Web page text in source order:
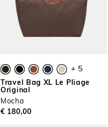
+ 5
Travel Bag XL Le Pliage
Original
Mocha
€ 180,00